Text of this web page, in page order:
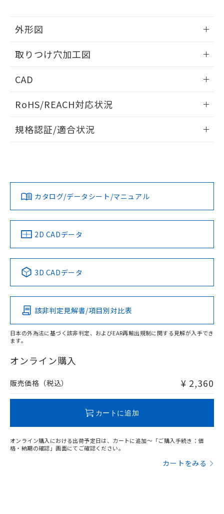
外形図
取りつけ穴加工図
CAD
ドすることができます。
ログイン/会員登録
ダウンロードデータをご利用いただく前に、以下を必ずお読
みください。
ソフトウェアの使用条件
RoHS/REACH対応状況
EU RoHS 注意事項・凡例
対応済み
中国 RoHS 注意事項・凡例
Pb Hg Cd Cr(VI)
O
在庫等で未対応品が混在する可能性があります。
問い合わせください。
規格認証/適合状況
カタログ/データシート/マニュアル
2D CADデータ
3D CADデータ
該非判定見解書/項目別対比表
日本の外為法に基づく該非判定、およびEAR再輸出規制に関する見解が入手でき
ます。
オンライン購入
販売価格（税込） ¥ 2,360
カートに追加
オンライン購入における出荷予定日は、カートに追加～「ご購入手続き：価
格・納期の確認」画面にてご確認ください。
カートをみる
既に当社にて対応品への在庫切替を完了
していることから、特段のことがない限